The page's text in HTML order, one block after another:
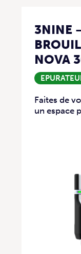
3NINE
NOVA
Faites de
un espace